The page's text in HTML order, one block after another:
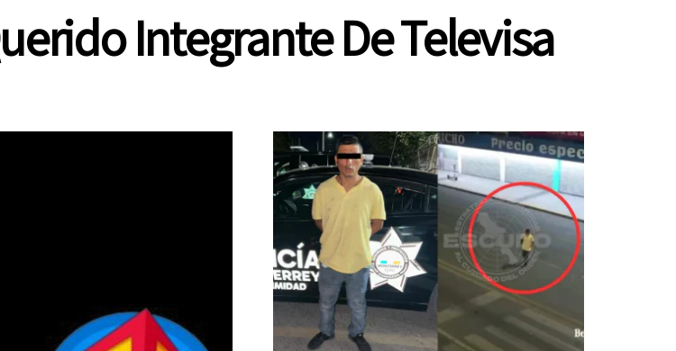
Integrante De Televisa